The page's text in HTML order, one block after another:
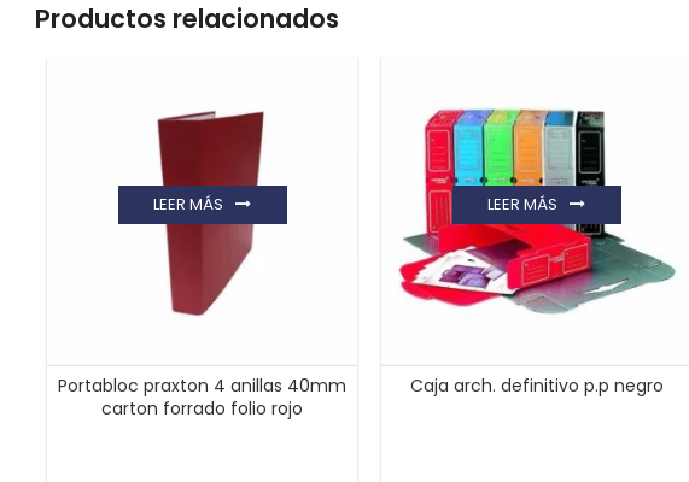
Productos relacionados
Portabloc praxton 4 anillas 40mm
carton forrado folio rojo
LEER MÁS
Caja arch. definitivo p.p negro
LEER MÁS